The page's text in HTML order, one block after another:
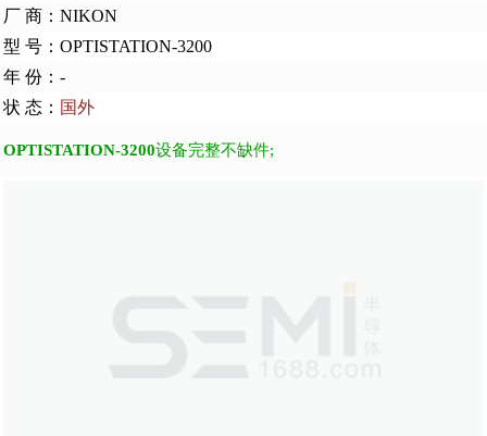
厂 商：NIKON
型 号：OPTISTATION-3200
年 份：-
状 态： 国外
OPTISTATION-3200设备完整不缺件;